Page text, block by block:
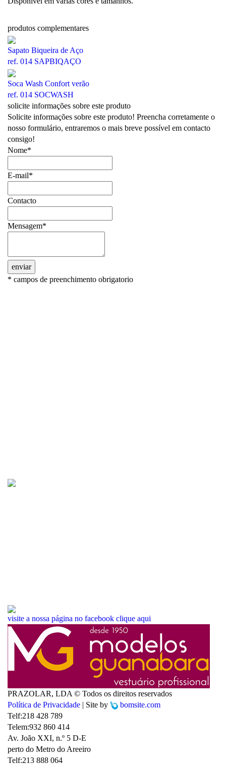
produtos complementares
Sapato Biqueira de Aço
ref. 014 SAPBIQAÇO
Soca Wash Confort verão
ref. 014 SOCWASH
solicite informações sobre este produto
Solicite informações sobre este produto! Preencha corretamente o
nosso formulário, entraremos o mais breve possível em contacto
consigo!
Nome*
E-mail*
Contacto
Mensagem*
enviar
* campos de preenchimento obrigatorio
visite a nossa página no facebook clique aqui
PRAZOLAR, LDA © Todos os direitos reservados
Política de Privacidade | Site by
bomsite.com
Telf:218 428 789
Telem:932 860 414
Av. João XXI, n.º 5 D-E
perto do Metro do Areeiro
Telf:213 888 064